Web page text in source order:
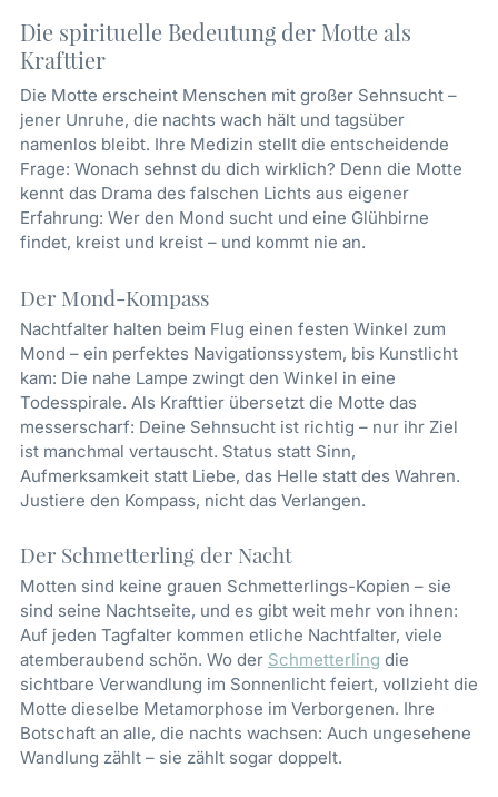
Die spirituelle Bedeutung der Motte als
Krafttier
Die Motte erscheint Menschen mit großer Sehnsucht –
jener Unruhe, die nachts wach hält und tagsüber
namenlos bleibt. Ihre Medizin stellt die entscheidende
Frage: Wonach sehnst du dich wirklich? Denn die Motte
kennt das Drama des falschen Lichts aus eigener
Erfahrung: Wer den Mond sucht und eine Glühbirne
findet, kreist und kreist – und kommt nie an.
Der Mond-Kompass
Nachtfalter halten beim Flug einen festen Winkel zum
Mond – ein perfektes Navigationssystem, bis Kunstlicht
kam: Die nahe Lampe zwingt den Winkel in eine
Todesspirale. Als Krafttier übersetzt die Motte das
messerscharf: Deine Sehnsucht ist richtig – nur ihr Ziel
ist manchmal vertauscht. Status statt Sinn,
Aufmerksamkeit statt Liebe, das Helle statt des Wahren.
Justiere den Kompass, nicht das Verlangen.
Der Schmetterling der Nacht
Motten sind keine grauen Schmetterlings-Kopien – sie
sind seine Nachtseite, und es gibt weit mehr von ihnen:
Auf jeden Tagfalter kommen etliche Nachtfalter, viele
atemberaubend schön. Wo der Schmetterling die
sichtbare Verwandlung im Sonnenlicht feiert, vollzieht die
Motte dieselbe Metamorphose im Verborgenen. Ihre
Botschaft an alle, die nachts wachsen: Auch ungesehene
Wandlung zählt – sie zählt sogar doppelt.